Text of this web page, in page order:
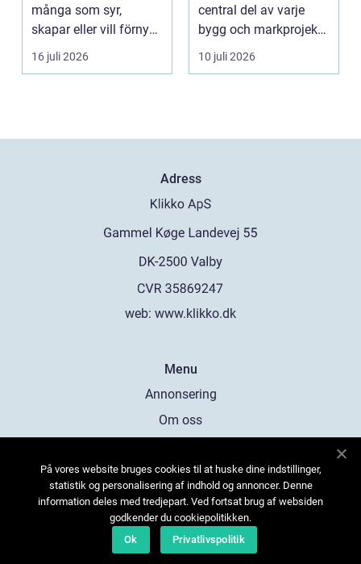
många som syr,
skapar eller vill förnya
hemmet utan att ...
16 juli 2026
central del av varje
bygg och markprojekt i
o...
10 juli 2026
Adress
web: www.klikko.dk
Menu
Annonsering
Om oss
Kontakta oss
Sitemap
På vores website bruges cookies til at huske dine indstillinger,
statistik og personalisering af indhold og annoncer. Denne
information deles med tredjepart. Ved fortsat brug af websiden
godkender du cookiepolitikken.
Ok
Privatlivspolitik